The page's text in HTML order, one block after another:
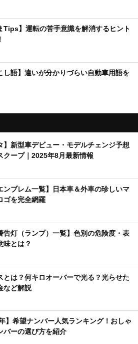
Tips】運転の苦手意識を解消するヒント
し語】違いが分かりづらい自動車用語を
】新型車デビュー・モデルチェンジ予想
クープ｜2025年8月最新情報
ンブレム一覧】日本車＆外車の珍しいマ
ゴを完全網羅
告灯（ランプ）一覧】色別の危険度・表
味とは？
とは？何キロオーバーで光る？光らせた
など解説
】希望ナンバー人気ランキング！おしゃ
バーの選び方を紹介